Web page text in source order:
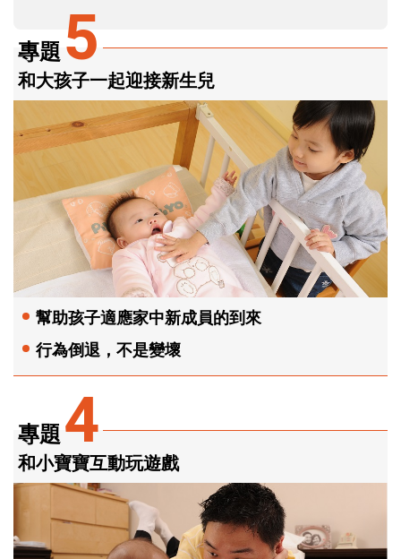
專題4
和小寶寶互動玩遊戲
專題 5
和大孩子一起迎接新生兒
幫助孩子適應家中新成員的到來
行為倒退，不是變壞